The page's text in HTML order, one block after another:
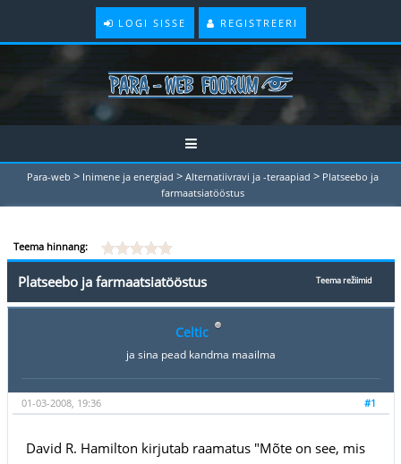
LOGI SISSE REGISTREERI
Para-web > Inimene ja energiad > Alternatiivravi ja -teraapiad > Platseebo ja
farmaatsiatööstus
Teema hinnang:
Teema režiimid
Platseebo ja farmaatsiatööstus
Celtic
ja sina pead kandma maailma
#1
01-03-2008, 19:36
David R. Hamilton kirjutab raamatus "Mõte on see, mis